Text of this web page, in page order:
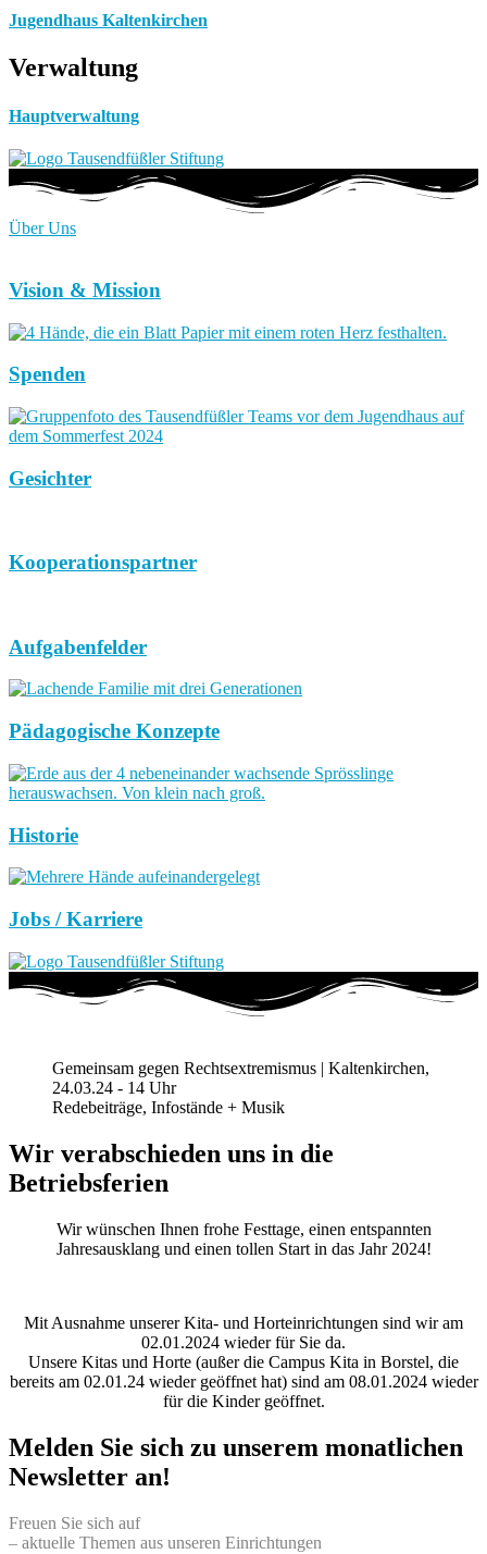
Jugendhaus Kaltenkirchen
Verwaltung
Hauptverwaltung
Über Uns
Vision & Mission
Spenden
Gesichter
Kooperationspartner
Aufgabenfelder
Pädagogische Konzepte
Historie
Jobs / Karriere
Gemeinsam gegen Rechtsextremismus | Kaltenkirchen,
24.03.24 - 14 Uhr
Redebeiträge, Infostände + Musik
Wir verabschieden uns in die
Betriebsferien
Wir wünschen Ihnen frohe Festtage, einen entspannten
Jahresausklang und einen tollen Start in das Jahr 2024!
Mit Ausnahme unserer Kita- und Horteinrichtungen sind wir am
02.01.2024 wieder für Sie da.
Unsere Kitas und Horte (außer die Campus Kita in Borstel, die
bereits am 02.01.24 wieder geöffnet hat) sind am 08.01.2024 wieder
für die Kinder geöffnet.
Melden Sie sich zu unserem monatlichen
Newsletter an!
Freuen Sie sich auf
– aktuelle Themen aus unseren Einrichtungen